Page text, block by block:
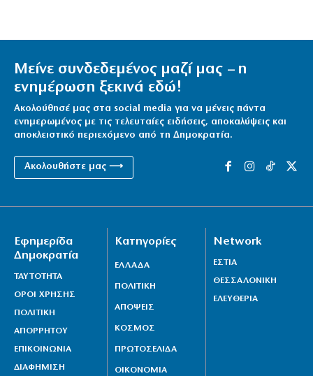
Μείνε συνδεδεμένος μαζί μας – η
ενημέρωση ξεκινά εδώ!
Ακολούθησέ μας στα social media για να μένεις πάντα
ενημερωμένος με τις τελευταίες ειδήσεις, αποκαλύψεις και
αποκλειστικό περιεχόμενο από τη Δημοκρατία.
Ακολουθήστε μας ⟶
Εφημερίδα
Δημοκρατία
ΤΑΥΤΟΤΗΤΑ
ΟΡΟΙ ΧΡΗΣΗΣ
ΠΟΛΙΤΙΚΗ
ΑΠΟΡΡΗΤΟΥ
ΕΠΙΚΟΙΝΩΝΙΑ
ΔΙΑΦΗΜΙΣΗ
Κατηγορίες
ΕΛΛΑΔΑ
ΠΟΛΙΤΙΚΗ
ΑΠΟΨΕΙΣ
ΚΟΣΜΟΣ
ΠΡΩΤΟΣΕΛΙΔΑ
ΟΙΚΟΝΟΜΙΑ
Network
ΕΣΤΙΑ
ΘΕΣΣΑΛΟΝΙΚΗ
ΕΛΕΥΘΕΡΙΑ